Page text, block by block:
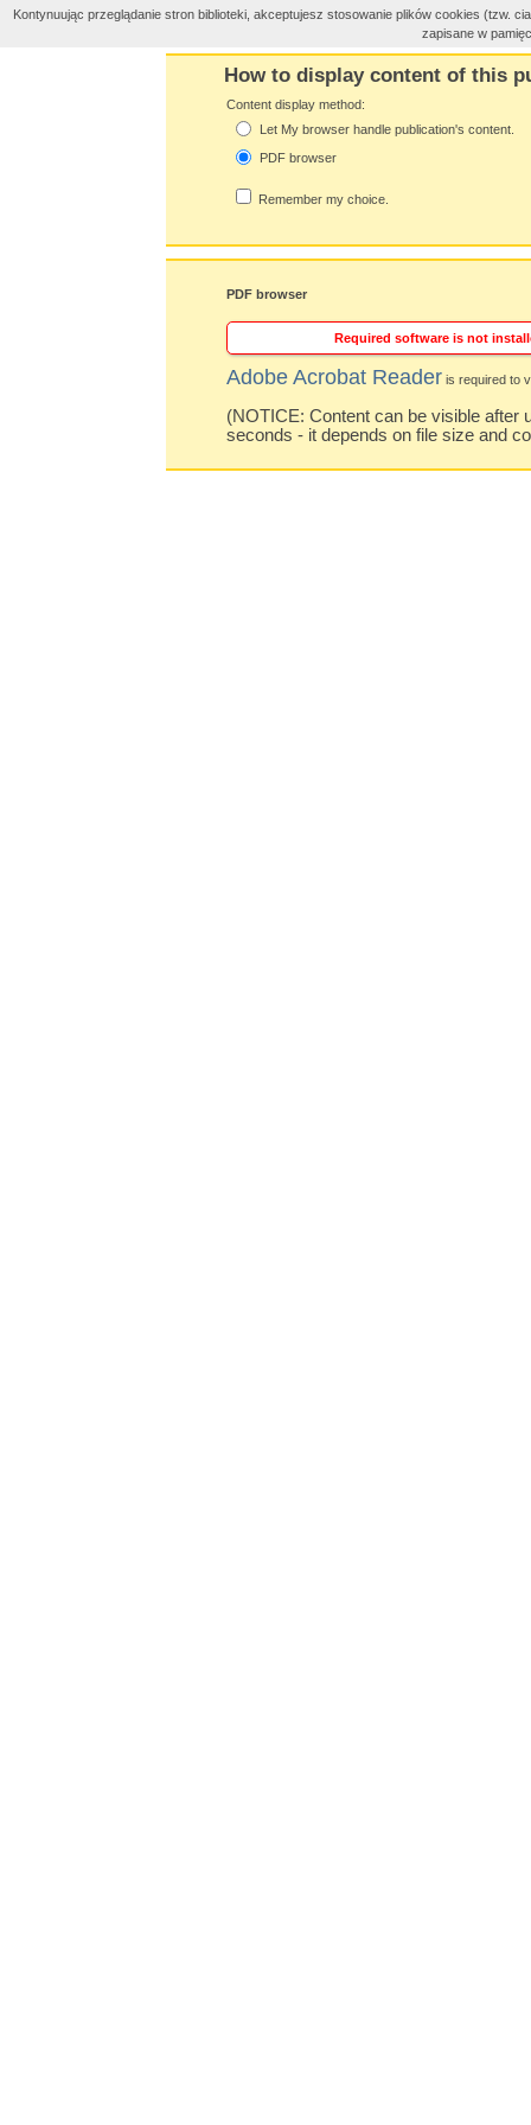
How to display content of this
Content display method:
Let My browser handle publication's content.
PDF browser
Remember my choice.
PDF browser
Required software is not
Adobe Acrobat Reader is required to
(NOTICE: Content can be visible after
seconds - it depends on file size and
Kontynuując przeglądanie stron biblioteki, akceptujesz stosowanie plików cookies
zapisane w